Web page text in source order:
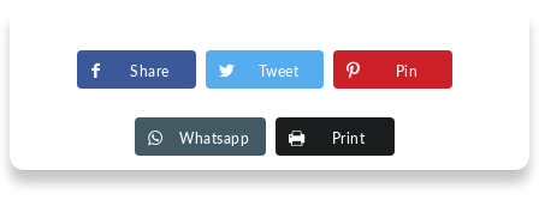
Share Tweet Pin
Whatsapp Print